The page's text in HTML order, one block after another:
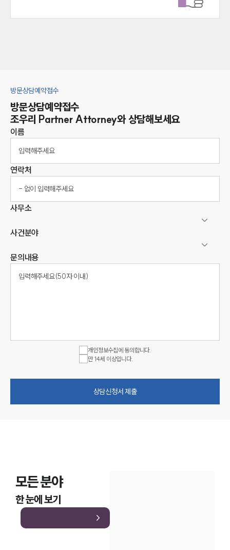
방문상담예약접수
방문상담예약접수
조우리 Partner Attorney와 상담해보세요
이름
연락처
사무소
사건분야
문의내용
개인정보수집에 동의합니다.
만 14세 이상입니다.
상담신청서 제출
모든 분야
한 눈에 보기